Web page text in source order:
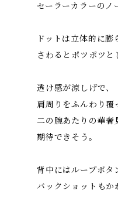
セーラーカラーの
ドットは立体的に膨
さわるとポツポツと
透け感が涼しげで、
肩周りをふんわり覆
二の腕あたりの華奢
期待できそう。
背中にはループボタ
バックショットもか